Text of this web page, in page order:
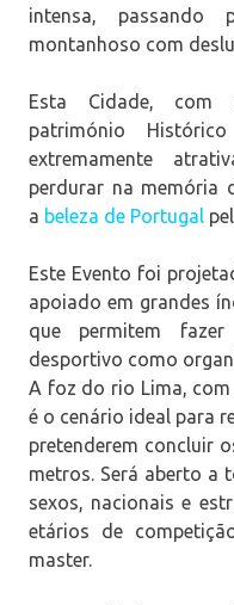
intensa,
montanhoso com
Esta Cidade, com
património
extremamente
perdurar na memória
a beleza de Portugal
Este Evento foi
apoiado em grandes
que permitem
desportivo como
A foz do rio Lima,
é o cenário ideal para
pretenderem concluir
metros. Será aberto a
sexos, nacionais e
etários de
master.